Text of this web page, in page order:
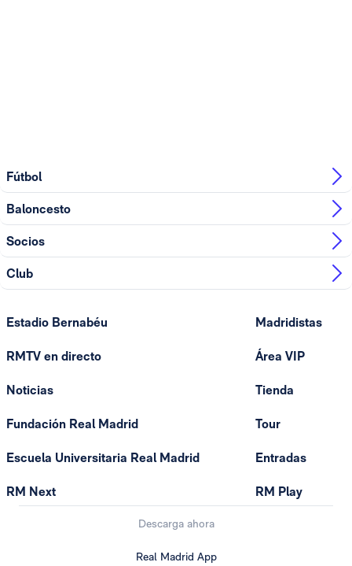
Fútbol
Baloncesto
Socios
Club
Estadio Bernabéu
RMTV en directo
Noticias
Fundación Real Madrid
Escuela Universitaria Real Madrid
RM Next
Madridistas
Área VIP
Tienda
Tour
Entradas
RM Play
Descarga ahora
Real Madrid App